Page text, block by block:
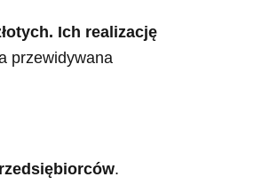
Ich realizację
przewidywana
.